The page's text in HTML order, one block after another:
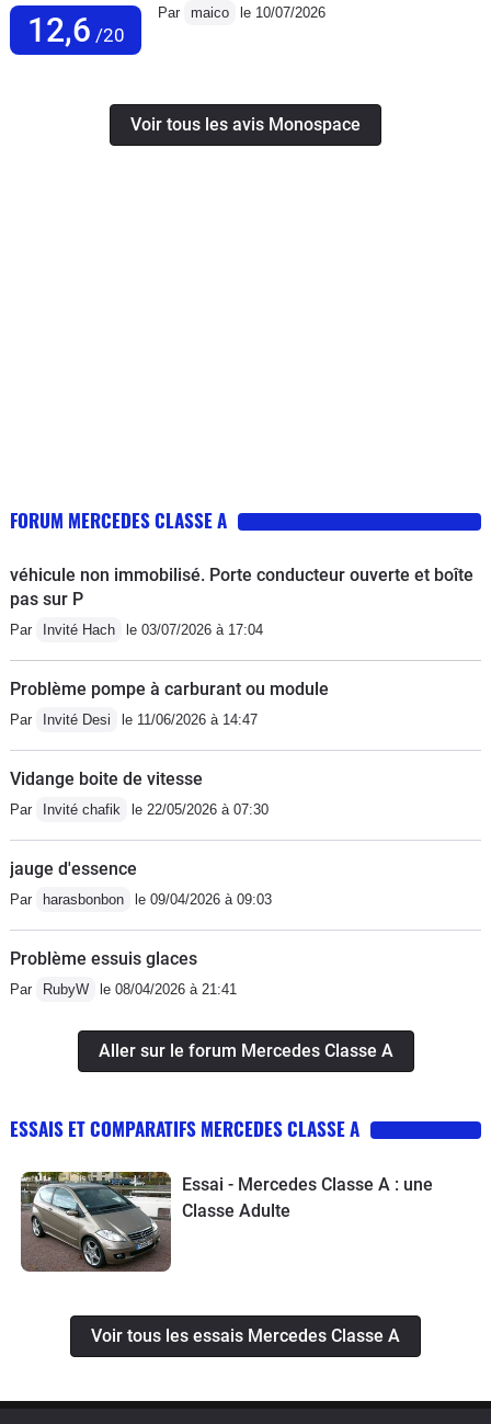
12,6 /20
Par maico le 10/07/2026
Voir tous les avis Monospace
FORUM MERCEDES CLASSE A
véhicule non immobilisé. Porte conducteur ouverte et boîte
pas sur P
Par Invité Hach le 03/07/2026 à 17:04
Problème pompe à carburant ou module
Par Invité Desi le 11/06/2026 à 14:47
Vidange boite de vitesse
Par Invité chafik le 22/05/2026 à 07:30
jauge d'essence
Par harasbonbon le 09/04/2026 à 09:03
Problème essuis glaces
Par RubyW le 08/04/2026 à 21:41
Aller sur le forum Mercedes Classe A
ESSAIS ET COMPARATIFS MERCEDES CLASSE A
Essai - Mercedes Classe A : une
Classe Adulte
Voir tous les essais Mercedes Classe A